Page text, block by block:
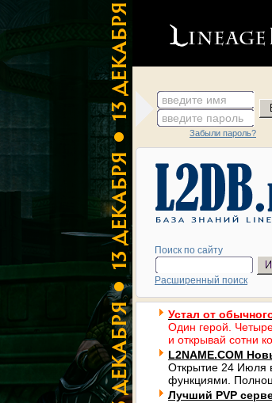
введите имя
введите пароль
Забыли пароль?
Поиск по сайту
Расширенный поиск
Устал от
Один герой.
и открывай сотни
L2NAME.COM
Открытие 24 Июля
функциями.
Лучший PVP